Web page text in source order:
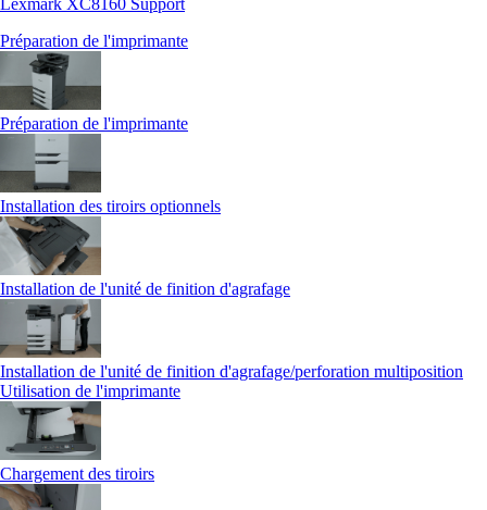
Lexmark XC8160 Support
Préparation de l'imprimante
Préparation de l'imprimante
Installation des tiroirs optionnels
Installation de l'unité de finition d'agrafage
Installation de l'unité de finition d'agrafage/perforation multiposition
Utilisation de l'imprimante
Chargement des tiroirs